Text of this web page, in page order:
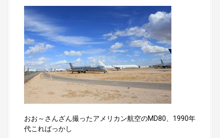
おお～さんざん撮ったアメリカン航空のMD80、1990年
代こればっかし